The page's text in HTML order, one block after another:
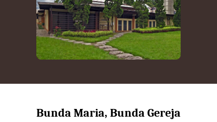
Bunda Maria, Bunda Gereja